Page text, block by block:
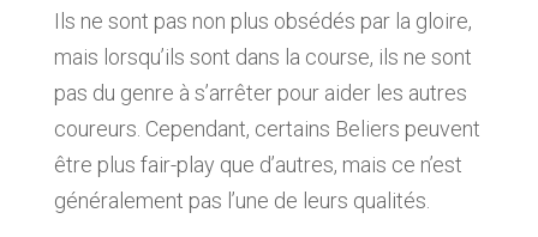
Ils ne sont pas non plus obsédés par la gloire,
mais lorsqu’ils sont dans la course, ils ne sont
pas du genre à s’arrêter pour aider les autres
coureurs. Cependant, certains Beliers peuvent
être plus fair-play que d’autres, mais ce n’est
généralement pas l’une de leurs qualités.